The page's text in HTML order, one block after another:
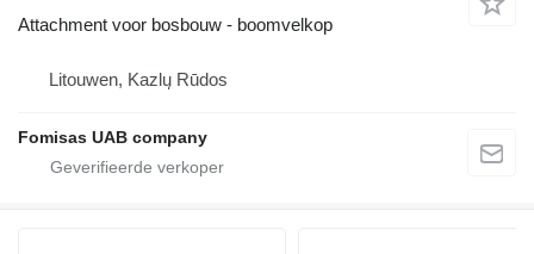
Attachment voor bosbouw - boomvelkop
Litouwen, Kazlų Rūdos
Fomisas UAB company